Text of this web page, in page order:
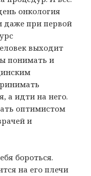
онкология
даже при первой
выходит
понимать и
а идти на него.
оптимистом
и
бороться.
на его плечи